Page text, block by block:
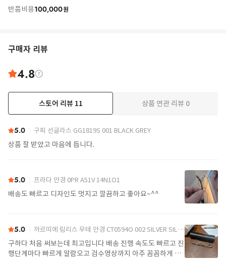
반품비용100,000원
구매자 리뷰
4.8
스토어 리뷰 11 상품 연관 리뷰 0
5.0 구찌 선글라스 GG1819S 001 BLACK GREY
상품 잘 받았고 마음에 듭니다.
5.0 프라다 안경 0PR A51V 14N1O1
배송도 빠르고 디자인도 멋지고 깔끔하고 좋아요~^^
5.0 까르띠에 림리스 무테 안경 CT0594O 002 SILVER SILVER TRANSPARENT
구하다 처음 써보는데 최고입니다 배송 진행 속도도 빠르고 진
행단계마다 빠르게 알람오고 검수영상까지 아주 꼼꼼하게 찍